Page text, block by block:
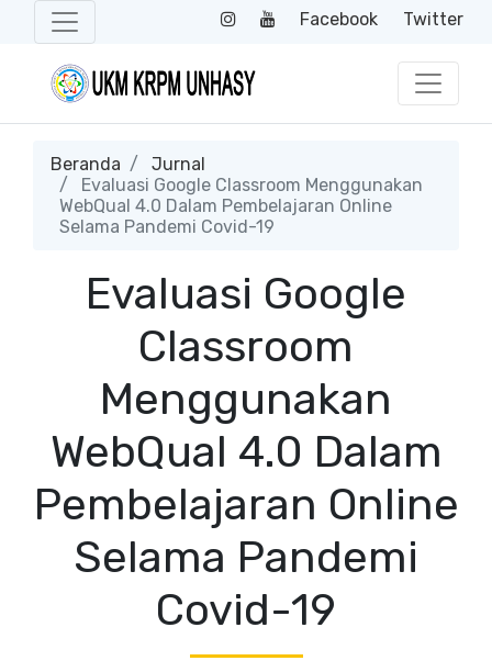
Facebook Twitter
Beranda
Jurnal
Evaluasi Google Classroom Menggunakan
WebQual 4.0 Dalam Pembelajaran Online
Selama Pandemi Covid-19
Evaluasi Google
Classroom
Menggunakan
WebQual 4.0 Dalam
Pembelajaran Online
Selama Pandemi
Covid-19